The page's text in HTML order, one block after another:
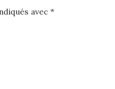
avec *